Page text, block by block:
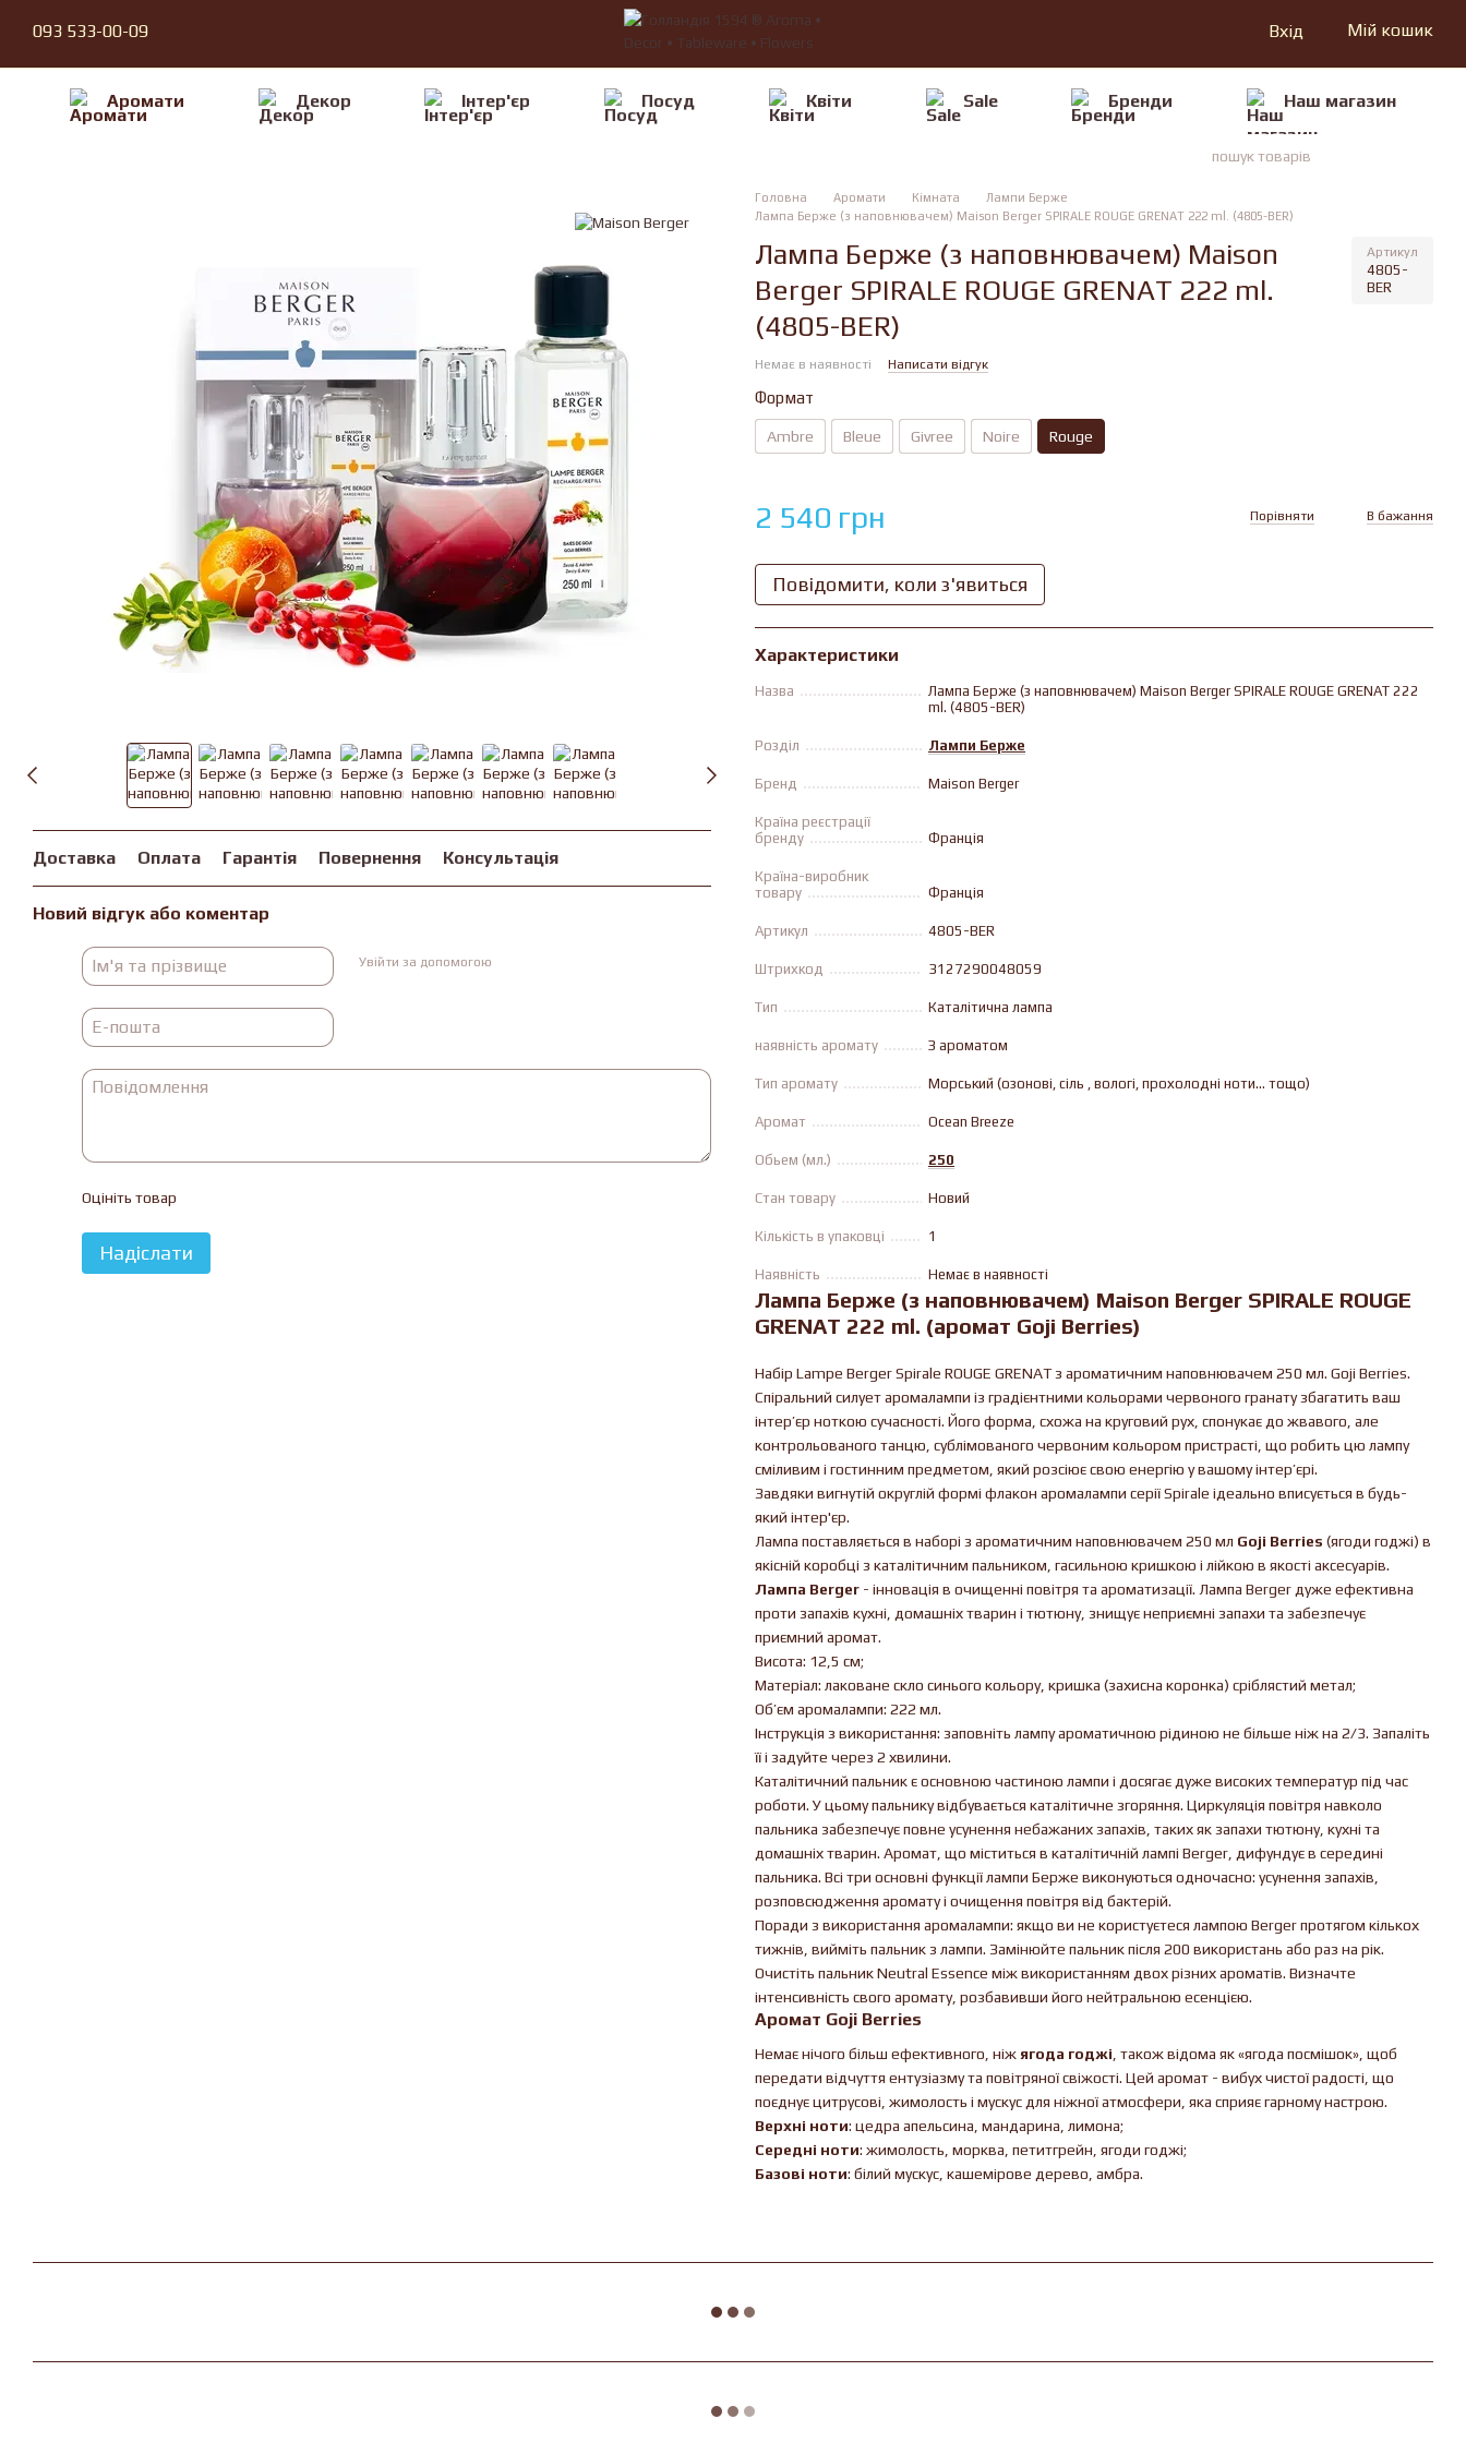
093 533-00-09 Вхід Мій кошик
Аромати Декор Iнтер'єр Посуд Квiти Sale Бренди Наш магазин
Доставка Оплата Гарантія Повернення Консультація
Новий відгук або коментар
Увійти за допомогою
Оцініть товар
Надіслати
Головна Аромати Кімната
Лампи Берже
Лампа Берже (з наповнювачем) Maison Berger SPIRALE ROUGE GRENAT 222 ml. (4805-BER)
Лампа Берже (з наповнювачем) Maison
Berger SPIRALE ROUGE GRENAT 222 ml.
(4805-BER)
Артикул
4805-
BER
Немає в наявності Написати відгук
Формат
Ambre Bleue Givree Noire Rouge
2 540 грн Порівняти В бажання
Повідомити, коли з'явиться
Характеристики
Назва
Лампа Берже (з наповнювачем) Maison Berger SPIRALE ROUGE GRENAT 222
ml. (4805-BER)
Розділ Лампи Берже
Бренд Maison Berger
Країна реєстрації
бренду
Франція
Країна-виробник
товару
Франція
Артикул 4805-BER
Штрихкод 3127290048059
Тип Каталітична лампа
наявність аромату З ароматом
Тип аромату Морський (озонові, cіль , вологі, прохолодні ноти... тощо)
Аромат Ocean Breeze
Обьем (мл.) 250
Стан товару Новий
Кількість в упаковці 1
Наявність Немає в наявності
Лампа Берже (з наповнювачем) Maison Berger SPIRALE ROUGE
GRENAT 222 ml. (аромат Goji Berries)
Набір Lampe Berger Spirale ROUGE GRENAT з ароматичним наповнювачем 250 мл. Goji Berries.
Спіральний силует аромалампи із градієнтними кольорами червоного гранату збагатить ваш
інтер’єр ноткою сучасності. Його форма, схожа на круговий рух, спонукає до жвавого, але
контрольованого танцю, сублімованого червоним кольором пристрасті, що робить цю лампу
сміливим і гостинним предметом, який розсіює свою енергію у вашому інтер’єрі.
Завдяки вигнутій округлій формі флакон аромалампи серії Spirale ідеально вписується в будь-
який інтер'єр.
Лампа поставляється в наборі з ароматичним наповнювачем 250 мл Goji Berries (ягоди годжі) в
якісній коробці з каталітичним пальником, гасильною кришкою і лійкою в якості аксесуарів.
Лампа Berger - інновація в очищенні повітря та ароматизації. Лампа Berger дуже ефективна
проти запахів кухні, домашніх тварин і тютюну, знищує неприємні запахи та забезпечує
приємний аромат.
Висота: 12,5 см;
Матеріал: лаковане скло синього кольору, кришка (захисна коронка) сріблястий метал;
Об’єм аромалампи: 222 мл.
Інструкція з використання: заповніть лампу ароматичною рідиною не більше ніж на 2/3. Запаліть
її і задуйте через 2 хвилини.
Каталітичний пальник є основною частиною лампи і досягає дуже високих температур під час
роботи. У цьому пальнику відбувається каталітичне згоряння. Циркуляція повітря навколо
пальника забезпечує повне усунення небажаних запахів, таких як запахи тютюну, кухні та
домашніх тварин. Аромат, що міститься в каталітичній лампі Berger, дифундує в середині
пальника. Всі три основні функції лампи Берже виконуються одночасно: усунення запахів,
розповсюдження аромату і очищення повітря від бактерій.
Поради з використання аромалампи: якщо ви не користуєтеся лампою Berger протягом кількох
тижнів, вийміть пальник з лампи. Замінюйте пальник після 200 використань або раз на рік.
Очистіть пальник Neutral Essence між використанням двох різних ароматів. Визначте
інтенсивність свого аромату, розбавивши його нейтральною есенцією.
Аромат Goji Berries
Немає нічого більш ефективного, ніж ягода годжі , також відома як «ягода посмішок», щоб
передати відчуття ентузіазму та повітряної свіжості. Цей аромат - вибух чистої радості, що
поєднує цитрусові, жимолость і мускус для ніжної атмосфери, яка сприяє гарному настрою.
Верхні ноти: цедра апельсина, мандарина, лимона;
Середні ноти: жимолость, морква, петитгрейн, ягоди годжі;
Базові ноти: білий мускус, кашемірове дерево, амбра.